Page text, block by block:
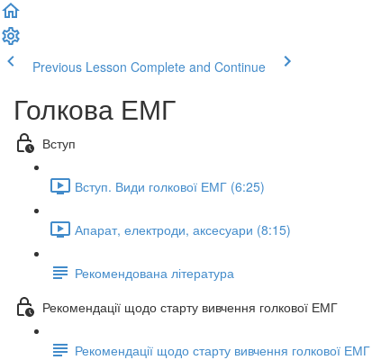
Previous Lesson Complete and Continue
Голкова ЕМГ
Вступ
Вступ. Види голкової ЕМГ (6:25)
Апарат, електроди, аксесуари (8:15)
Рекомендована література
Рекомендації щодо старту вивчення голкової ЕМГ
Рекомендації щодо старту вивчення голкової ЕМГ